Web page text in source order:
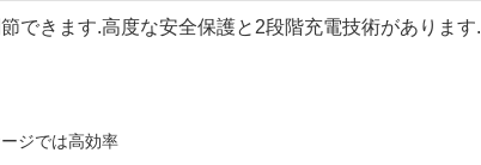
できます.高度な安全保護と2段階充電技術があります.
ジでは高効率